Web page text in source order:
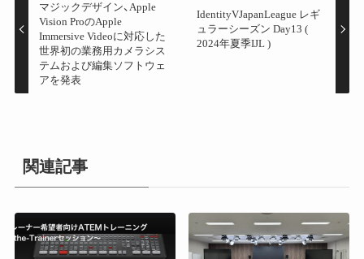
マジックデザイン、Apple
Vision ProのApple
Immersive Videoに対応した
世界初の業務用カメラシス
テムおよび編集ソフトウェ
アを発表
IdentityVJapanLeague レギ
ュラーシーズン Day13 (
2024年夏季IJL )
関連記事